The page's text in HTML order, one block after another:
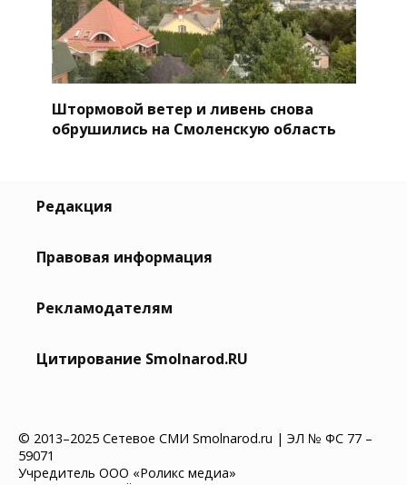
Штормовой ветер и ливень снова
обрушились на Смоленскую область
Редакция
Правовая информация
Рекламодателям
Цитирование Smolnarod.RU
© 2013–2025 Сетевое СМИ Smolnarod.ru | ЭЛ № ФС 77 –
59071
Учредитель ООО «Роликс медиа»